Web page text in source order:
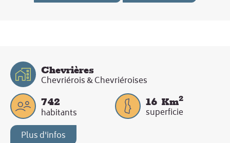
Chevrières
Chevriérois & Chevriéroises
742
habitants
16 Km2
superficie
Plus d'infos